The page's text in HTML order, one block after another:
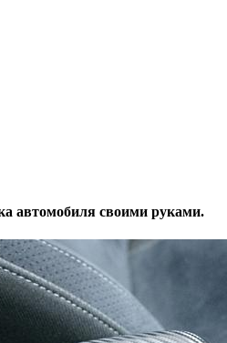
автомобиля своими руками.